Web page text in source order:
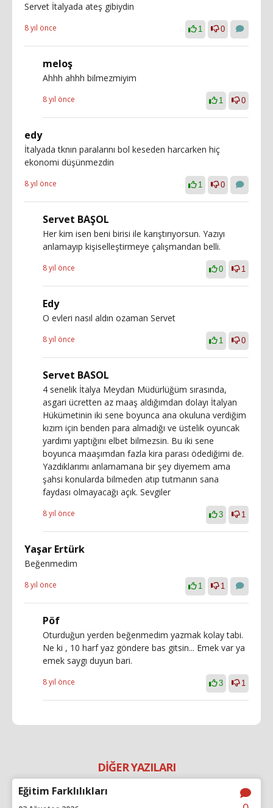
Servet İtalyada ateş gibiydin
8 yıl önce 1 0
meloş
Ahhh ahhh bilmezmiyim
8 yıl önce 1 0
edy
İtalyada tknın paralarını bol keseden harcarken hiç
ekonomi düşünmezdin
8 yıl önce 1 0
Servet BAŞOL
Her kim isen beni birisi ile karıştırıyorsun. Yazıyı
anlamayıp kişiselleştirmeye çalışmandan belli.
8 yıl önce 0 1
Edy
O evleri nasıl aldın ozaman Servet
8 yıl önce 1 0
Servet BASOL
4 senelik İtalya Meydan Müdürlüğüm sırasında,
asgari ücretten az maaş aldığımdan dolayı İtalyan
Hükümetinin iki sene boyunca ana okuluna verdiğim
kızım için benden para almadığı ve üstelik oyuncak
yardımı yaptığını elbet bilmezsin. Bu iki sene
boyunca maaşımdan fazla kira parası ödediğimi de.
Yazdıklarımı anlamamana bir şey diyemem ama
şahsi konularda bilmeden atıp tutmanın sana
faydası olmayacağı açık. Sevgiler
8 yıl önce 3 1
Yaşar Ertürk
Beğenmedim
8 yıl önce 1 1
Pöf
Oturduğun yerden beğenmedim yazmak kolay tabi.
Ne ki , 10 harf yaz göndere bas gitsin... Emek var ya
emek saygı duyun bari.
8 yıl önce 3 1
DİĞER YAZILARI
Eğitim Farklılıkları